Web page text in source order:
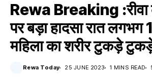
Rewa Breaking :रीवा
पर बड़ा हादसा रात लगभग
महिला का शरीर टुकड़े
Rewa Today 25 JUNE 2023 1 MINS READ